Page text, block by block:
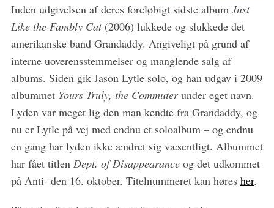
Inden udgivelsen af deres foreløbigt sidste album Just
Like the Fambly Cat (2006) lukkede og slukkede det
amerikanske band Grandaddy. Angiveligt på grund af
interne uoverensstemmelser og manglende salg af
albums. Siden gik Jason Lytle solo, og han udgav i 2009
albummet Yours Truly, the Commuterunder eget navn.
Lyden var meget lig den man kendte fra Grandaddy, og
nu er Lytle på vej med endnu et soloalbum – og endnu
en gang har lyden ikke ændret sig væsentligt. Albummet
har fået titlen Dept. of Disappearance og det udkommet
på Anti- den 16. oktober. Titelnummeret kan høres her.
S